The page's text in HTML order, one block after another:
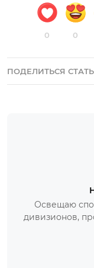
0 0
ПОДЕЛИТЬСЯ
Освещаю
дивизионов,